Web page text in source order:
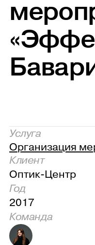
Услуга
Организация
Клиент
Оптик-Центр
Год
2017
Команда